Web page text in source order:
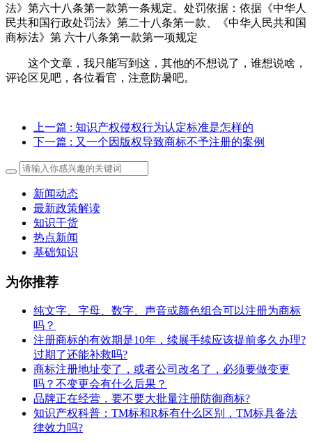
法》第六十八条第一款第一条规定。处罚依据：依据《中华人
民共和国行政处罚法》第二十八条第一款、《中华人民共和国
商标法》第 六十八条第一款第一项规定
这个文章，我只能写到这，其他的不想说了，谁想说啥，
评论区见吧，各位看官，注意防暑吧。
上一篇 : 知识产权侵权行为认定标准是怎样的
下一篇 : 又一个因版权导致商标不予注册的案例
新闻动态
最新政策解读
知识干货
热点新闻
基础知识
为你推荐
纯文字、字母、数字、声音或颜色组合可以注册为商标
吗？
注册商标的有效期是10年，续展手续应该提前多久办理?
过期了还能补救吗?
商标注册地址变了，或者公司改名了，必须要做变更
吗？不变更会有什么后果？
​品牌正在经营，要不要大批量注册防御商标?
知识产权科普：TM标和R标有什么区别，TM标具备法
律效力吗?